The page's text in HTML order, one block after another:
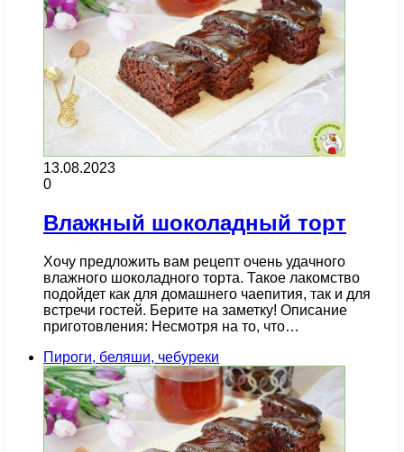
13.08.2023
0
Влажный шоколадный торт
Хочу предложить вам рецепт очень удачного
влажного шоколадного торта. Такое лакомство
подойдет как для домашнего чаепития, так и для
встречи гостей. Берите на заметку! Описание
приготовления: Несмотря на то, что…
Пироги, беляши, чебуреки